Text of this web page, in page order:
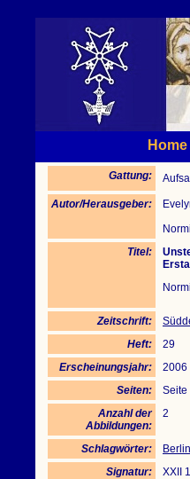
Home
Gattung:
Autor/Herausgeber:
Titel:
Zeitschrift:
Heft:
29
Erscheinungsjahr:
2006
Seiten:
Seite
Anzahl der
Abbildungen:
2
Schlagwörter:
Signatur:
XXII